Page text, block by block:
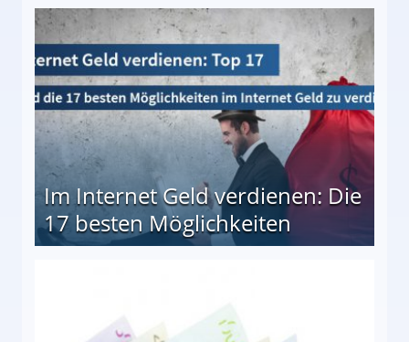
besten Möglichkeiten
Im Internet Geld verdienen: Die
17 besten Möglichkeiten